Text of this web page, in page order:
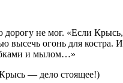
не мог. «Если
высечь огонь для костра.
и мылом…»
— дело стоящее!)